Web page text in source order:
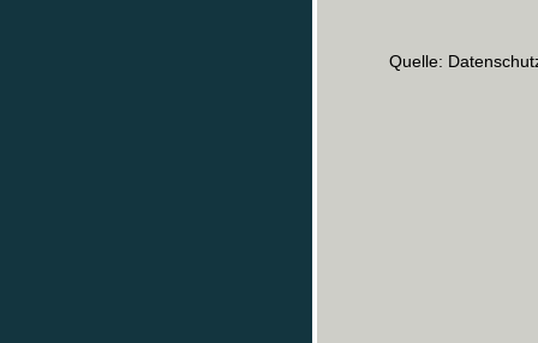
Quelle: